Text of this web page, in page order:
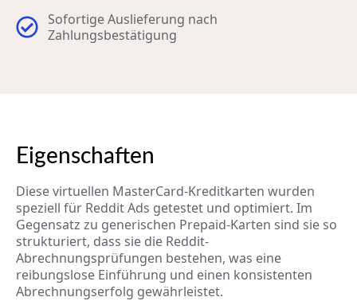
Sofortige Auslieferung nach
Zahlungsbestätigung
Eigenschaften
Diese virtuellen MasterCard-Kreditkarten wurden
speziell für Reddit Ads getestet und optimiert. Im
Gegensatz zu generischen Prepaid-Karten sind sie so
strukturiert, dass sie die Reddit-
Abrechnungsprüfungen bestehen, was eine
reibungslose Einführung und einen konsistenten
Abrechnungserfolg gewährleistet.